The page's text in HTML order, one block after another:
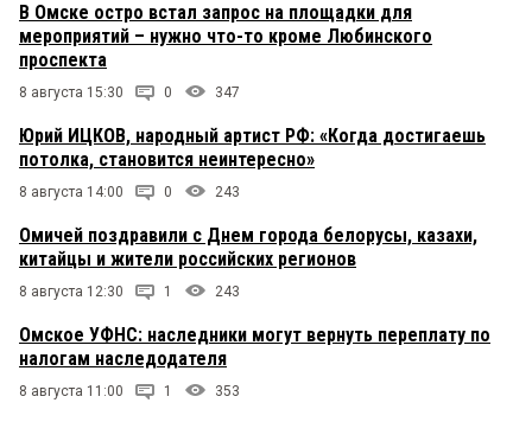
В Омске остро встал запрос на площадки для
мероприятий – нужно что-то кроме Любинского
проспекта
8 августа 15:30 0 347
Юрий ИЦКОВ, народный артист РФ: «Когда достигаешь
потолка, становится неинтересно»
8 августа 14:00 0 243
Омичей поздравили с Днем города белорусы, казахи,
китайцы и жители российских регионов
8 августа 12:30 1 243
Омское УФНС: наследники могут вернуть переплату по
налогам наследодателя
8 августа 11:00 1 353